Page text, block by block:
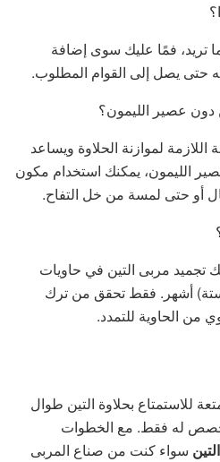
تريد، فمًا عليك سوى إضافة
حتى يصل إلى القوام المطلوب.
دون عصير الليمون؟
لموازنة الحلاوة ويساعد
الليمون، يمكنك استخدام مكون
أو حتى لمسة من خل التفاح.
تجميد مربى التين في حاويات
أشهر. فقط تحقق من ترك
من الحاوية للتمدد.
للاستمتاع بحلاوة التين طوال
له فقط. مع الخطوات
سواء كنت من صناع المربى